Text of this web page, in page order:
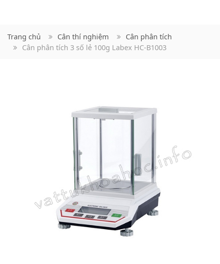
Trang chủ Cân thí nghiệm
Cân phân tích
Cân phân tích 3 số lẻ 100g Labex HC-B1003